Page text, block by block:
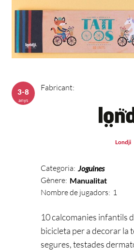
Fabricant:
Londji
Categoria: Joguines
Gènere: Manualitat
Nombre de jugadors: 1
10 calcomanies infantils
bicicleta per a decorar la
segures, testades
3-8
anys